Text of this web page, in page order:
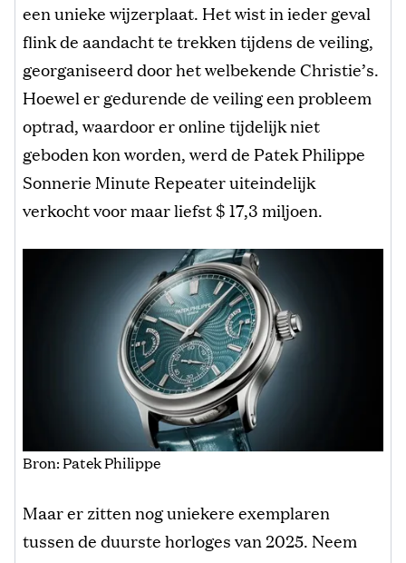
een unieke wijzerplaat. Het wist in ieder geval
flink de aandacht te trekken tijdens de veiling,
georganiseerd door het welbekende Christie’s.
Hoewel er gedurende de veiling een probleem
optrad, waardoor er online tijdelijk niet
geboden kon worden, werd de Patek Philippe
Sonnerie Minute Repeater uiteindelijk
verkocht voor maar liefst $ 17,3 miljoen.
Bron: Patek Philippe
Maar er zitten nog uniekere exemplaren
tussen de duurste horloges van 2025. Neem